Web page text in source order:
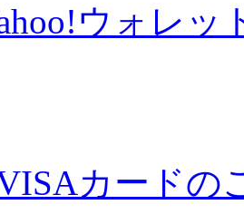
ウォレッ
カードの